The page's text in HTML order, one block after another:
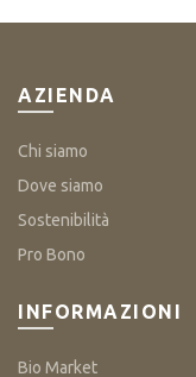
AZIENDA
Chi siamo
Dove siamo
Sostenibilità
Pro Bono
INFORMAZIONI
Bio Market